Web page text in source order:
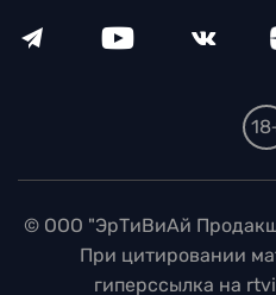
© ООО "ЭрТиВиАй
При цитировании
гиперссылка на